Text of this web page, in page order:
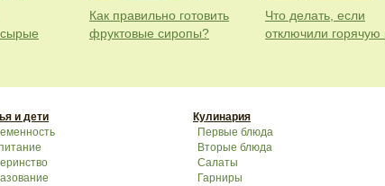
Как правильно готовить
фруктовые сиропы?
Что делать, если
отключили горячую
и дети
Кулинария
Первые блюда
Вторые блюда
Салаты
Гарниры